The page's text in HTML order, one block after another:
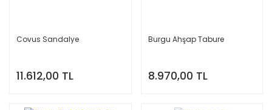
Covus Sandalye
11.612,00 TL
Burgu Ahşap Tabure
8.970,00 TL